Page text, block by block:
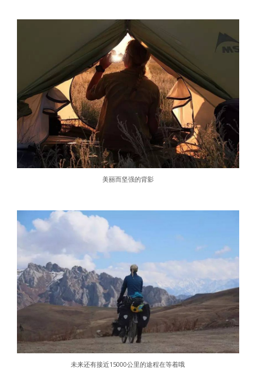
美丽而坚强的背影
未来还有接近15000公里的途程在等着哦